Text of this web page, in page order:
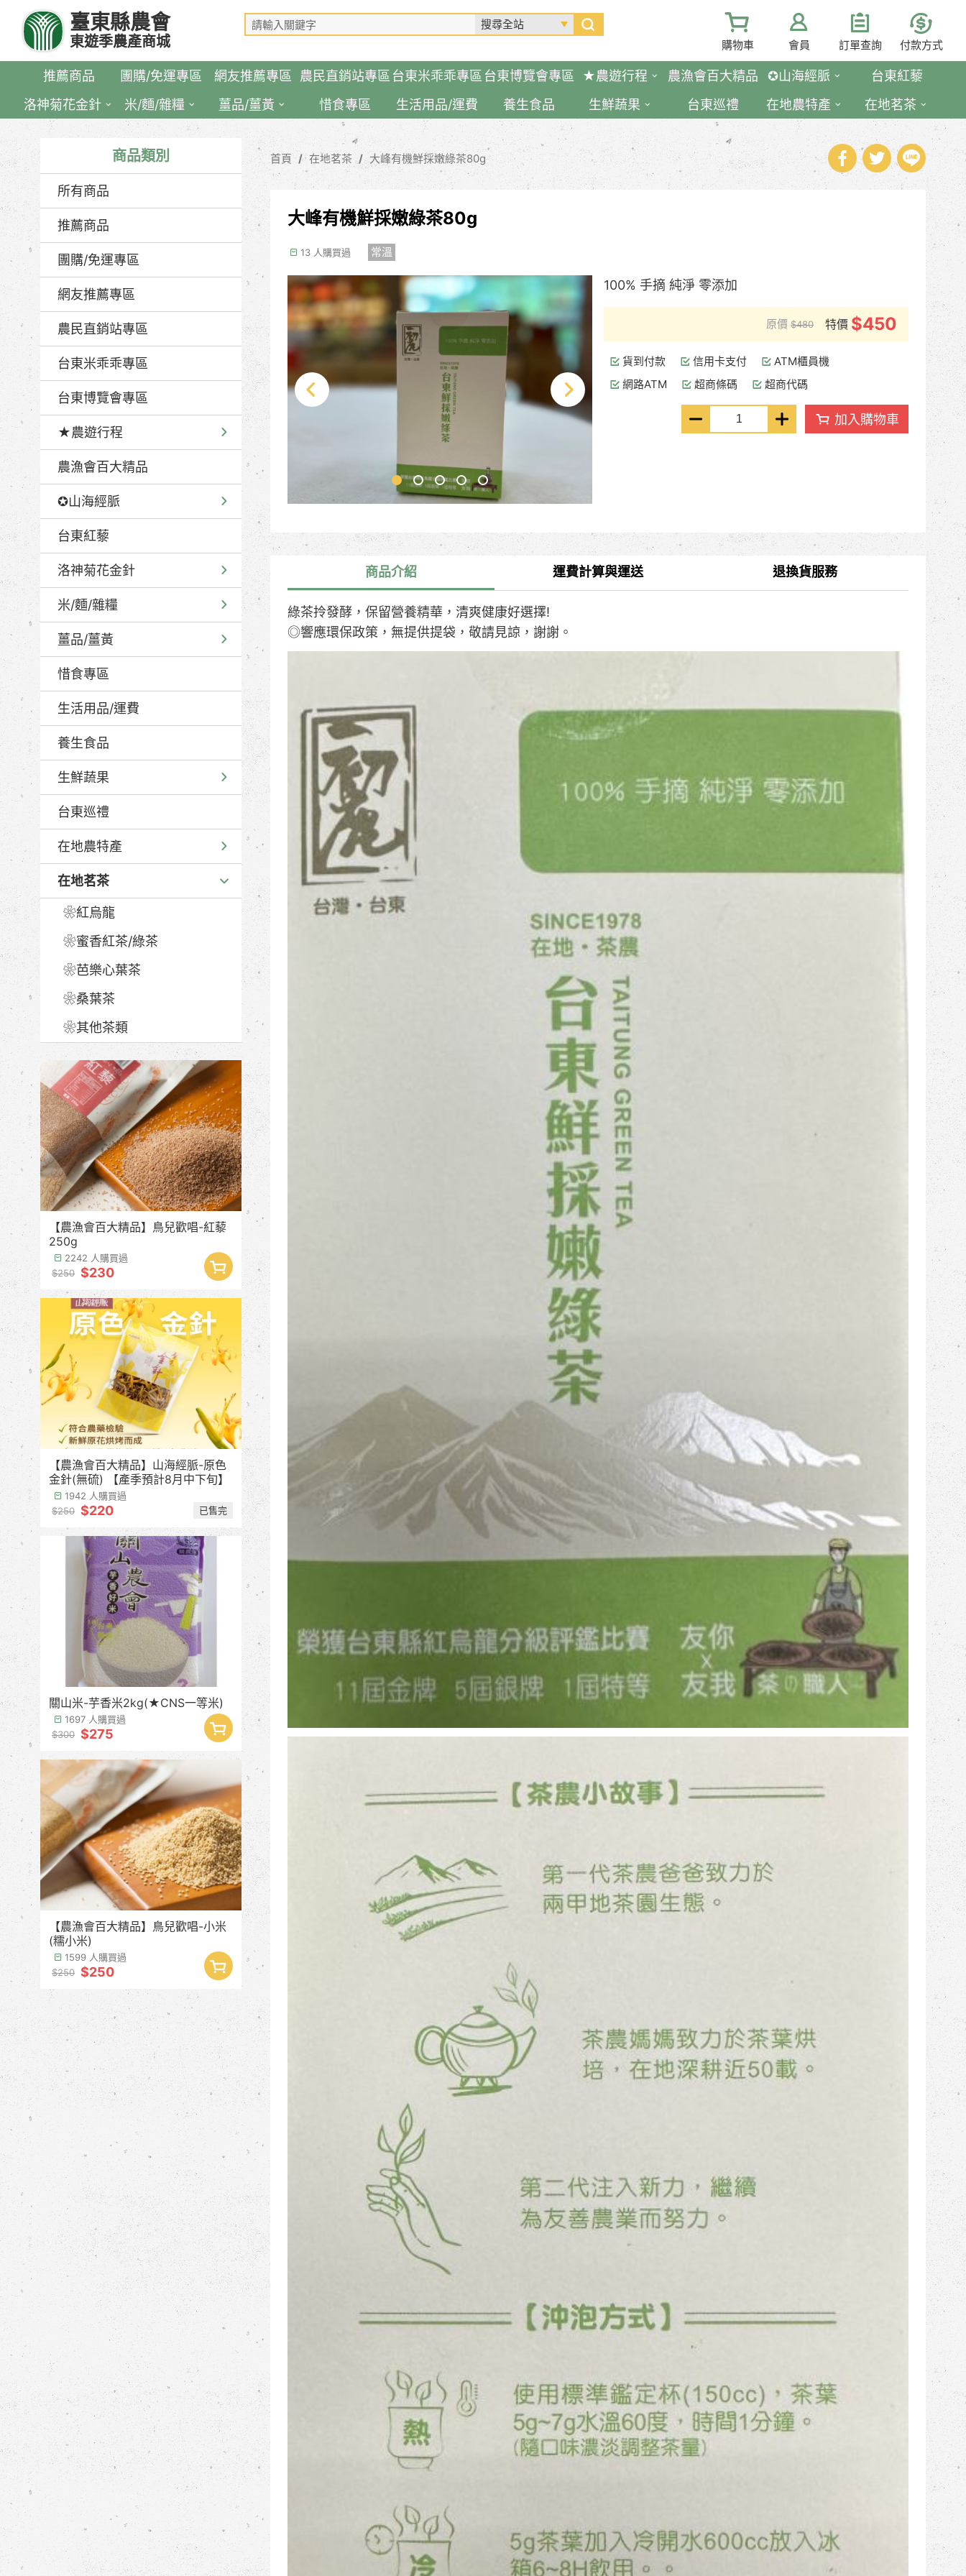
要
臺東縣農會
東遊季農產商城 購物車 會員 訂單查詢 付款方式
推薦商品 團購/免運專區 網友推薦專區 農民直銷站專區 台東米乖乖專區 台東博覽會專區 ★農遊行程 農漁會百大精品 ✪山海經脈
台東紅藜
洛神菊花金針
米/麵/雜糧 薑品/薑黃 惜食專區 生活用品/運費 養生食品 生鮮蔬果 台東巡禮 在地農特產 在地茗茶
商品類別
所有商品
推薦商品
團購/免運專區
網友推薦專區
農民直銷站專區
台東米乖乖專區
台東博覽會專區
★農遊行程
農漁會百大精品
✪山海經脈
台東紅藜
洛神菊花金針
米/麵/雜糧
薑品/薑黃
惜食專區
生活用品/運費
養生食品
生鮮蔬果
台東巡禮
在地農特產
在地茗茶
❀紅烏龍
❀蜜香紅茶/綠茶
❀芭樂心葉茶
❀桑葉茶
❀其他茶類
【農漁會百大精品】鳥兒歡唱-紅藜
250g
2242 人購買過
$250 $230
【農漁會百大精品】山海經脈-原色
金針(無硫) 【產季預計8月中下旬】
1942 人購買過
$250 $220 已售完
關山米-芋香米2kg(★CNS一等米)
1697 人購買過
$300 $275
【農漁會百大精品】鳥兒歡唱-小米
(糯小米)
1599 人購買過
$250 $250
首頁 在地茗茶 大峰有機鮮採嫩綠茶80g
大峰有機鮮採嫩綠茶80g
13 人購買過 常溫
100% 手摘 純淨 零添加
原價 $480 特價 $450
貨到付款 信用卡支付
ATM櫃員機
網路ATM
超商條碼 超商代碼
加入購物車
商品介紹
綠茶拎發酵，保留營養精華，清爽健康好選擇!
◎響應環保政策，無提供提袋，敬請見諒，謝謝。
運費計算與運送 退換貨服務